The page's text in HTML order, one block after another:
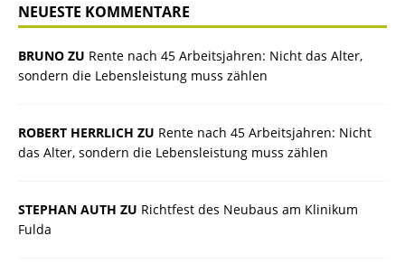
NEUESTE KOMMENTARE
BRUNO ZU Rente nach 45 Arbeitsjahren: Nicht das Alter,
sondern die Lebensleistung muss zählen
ROBERT HERRLICH ZU Rente nach 45 Arbeitsjahren: Nicht
das Alter, sondern die Lebensleistung muss zählen
STEPHAN AUTH ZU Richtfest des Neubaus am Klinikum
Fulda